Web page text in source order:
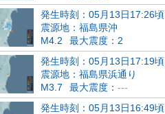
発生時刻：05月13日17:26頃
震源地：福島県沖
M4.2
最大震度：2
発生時刻：05月13日17:19頃
震源地：福島県浜通り
M3.7
最大震度： ---
発生時刻：05月13日16:49頃